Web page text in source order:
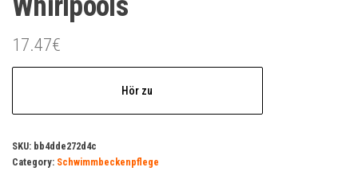
17.47€
Hör zu
SKU: bb4dde272d4c
Category: Schwimmbeckenpflege